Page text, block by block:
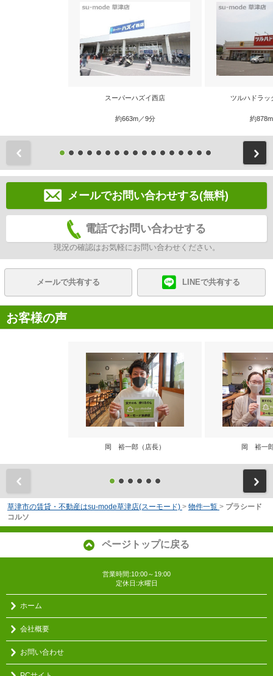
スーパーハズイ西店
約663m／9分
ツルハドラッ
約
メールでお問い合わせする(無料)
電話でお問い合わせする
現況の確認はお気軽にお問い合わせください。
メールで共有する LINEで共有する
お客様の声
岡 裕一郎（店長） 岡 裕一
草津市の賃貸・不動産はsu-mode草津店(スーモード) > 物件一覧 > プラシード
コルソ
ページトップに戻る
営業時間:10:00～19:00
定休日:水曜日
ホーム
会社概要
お問い合わせ